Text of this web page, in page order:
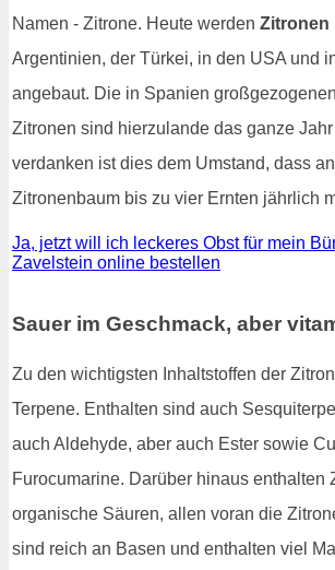
Namen - Zitrone. Heute werden Zitronen
Argentinien, der Türkei, in den USA und
angebaut. Die in Spanien
Zitronen sind hierzulande das ganze
verdanken ist dies dem Umstand, dass
Zitronenbaum bis zu vier Ernten jährlich
Ja, jetzt will ich leckeres Obst für mein
Zavelstein online bestellen
Sauer im Geschmack, aber
Zu den wichtigsten Inhaltstoffen der
Terpene. Enthalten sind auch
auch Aldehyde, aber auch Ester sowie
Furocumarine. Darüber hinaus enthalten
organische Säuren, allen voran die
sind reich an Basen und enthalten viel